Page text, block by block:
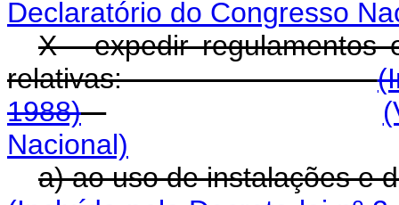
Declaratório do Congresso
X - expedir regulamentos
relativas:
1988)
Nacional)
a) ao uso de